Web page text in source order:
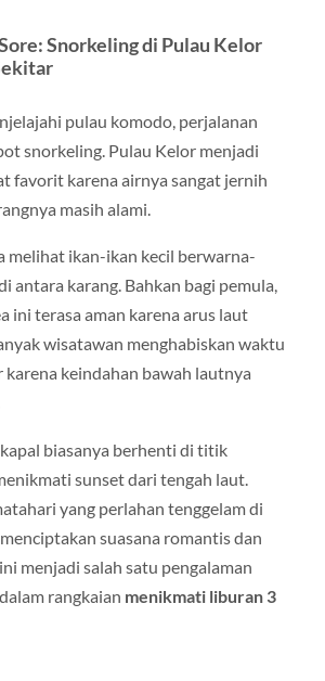
Snorkeling di Pulau Kelor
pulau komodo, perjalanan
snorkeling. Pulau Kelor menjadi
favorit karena airnya sangat jernih
masih alami.
melihat ikan-ikan kecil berwarna-
antara karang. Bahkan bagi pemula,
ini terasa aman karena arus laut
wisatawan menghabiskan waktu
karena keindahan bawah lautnya
biasanya berhenti di titik
sunset dari tengah laut.
yang perlahan tenggelam di
suasana romantis dan
menjadi salah satu pengalaman
rangkaian menikmati liburan 3